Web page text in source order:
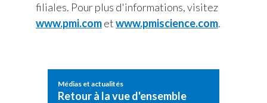
filiales. Pour plus d'informations, visitez
www.pmi.cometwww.pmiscience.com.
Médias et actualités
Retour à la vue d'ensemble